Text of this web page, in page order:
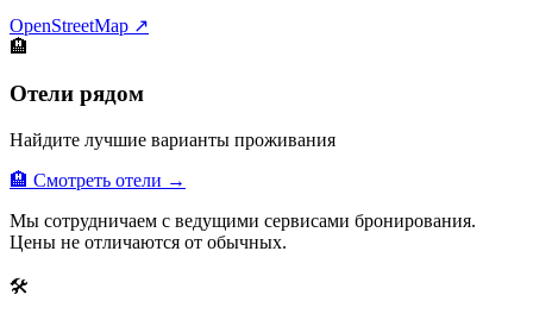
OpenStreetMap ↗
🏨
Отели рядом
Найдите лучшие варианты проживания
🏨 Смотреть отели →
Мы сотрудничаем с ведущими сервисами бронирования.
Цены не отличаются от обычных.
🛠